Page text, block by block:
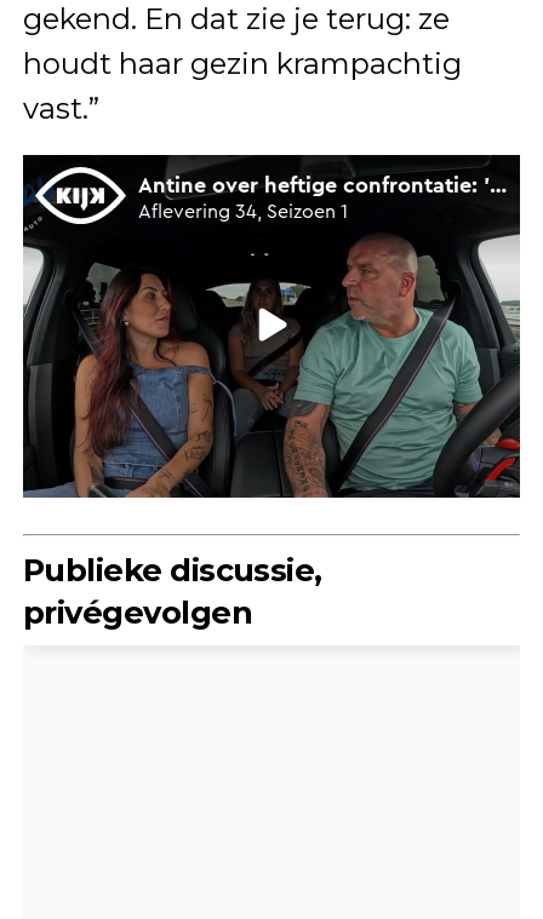
gekend. En dat zie je terug: ze
houdt haar gezin krampachtig
vast.”
Publieke discussie,
privégevolgen